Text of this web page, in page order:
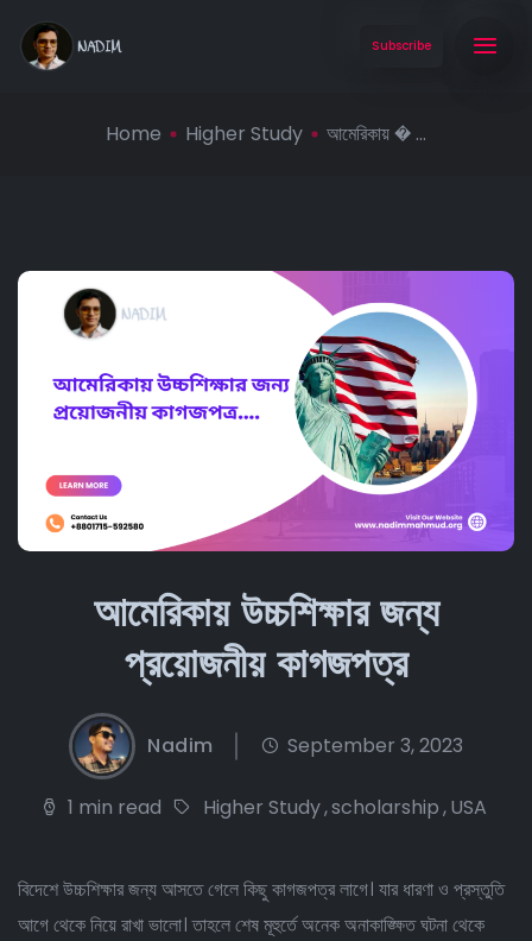
Subscribe
Home Higher Study আমেরিকায় � ...
আমেরিকায় উচ্চশিক্ষার জন্য
প্রয়োজনীয় কাগজপত্র
Nadim September 3, 2023
1 min read Higher Study,scholarship,USA
বিদেশে উচ্চশিক্ষার জন্য আসতে গেলে কিছু কাগজপত্র লাগে। যার ধারণা ও প্রস্তুতি
আগে থেকে নিয়ে রাখা ভালো। তাহলে শেষ মূহুর্তে অনেক অনাকাঙ্ক্ষিত ঘটনা থেকে